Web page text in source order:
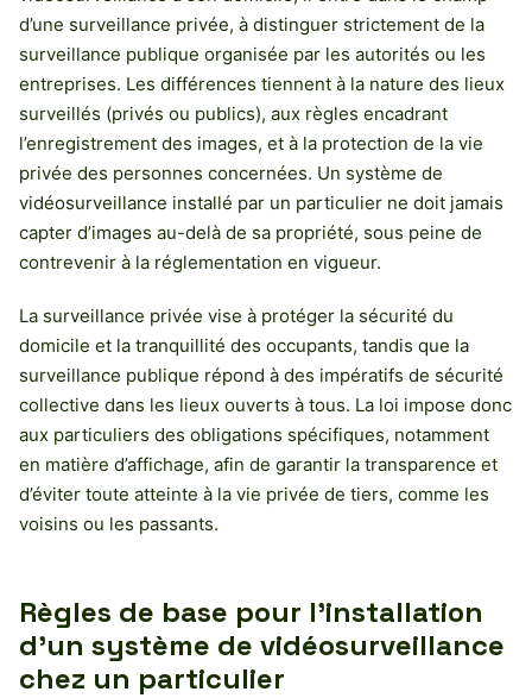
d’une surveillance privée, à distinguer strictement de la
surveillance publique organisée par les autorités ou les
entreprises. Les différences tiennent à la nature des lieux
surveillés (privés ou publics), aux règles encadrant
l’enregistrement des images, et à la protection de la vie
privée des personnes concernées. Un système de
vidéosurveillance installé par un particulier ne doit jamais
capter d’images au-delà de sa propriété, sous peine de
contrevenir à la réglementation en vigueur.
La surveillance privée vise à protéger la sécurité du
domicile et la tranquillité des occupants, tandis que la
surveillance publique répond à des impératifs de sécurité
collective dans les lieux ouverts à tous. La loi impose donc
aux particuliers des obligations spécifiques, notamment
en matière d’affichage, afin de garantir la transparence et
d’éviter toute atteinte à la vie privée de tiers, comme les
voisins ou les passants.
Règles de base pour l’installation
d’un système de vidéosurveillance
chez un particulier